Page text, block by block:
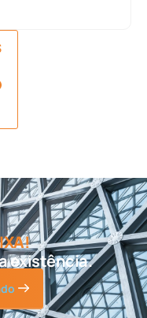
existência.